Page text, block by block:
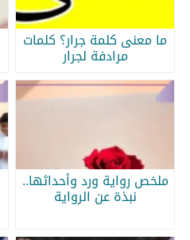
ما معنى كلمة جرار؟ كلمات
مرادفة لجرار
ملخص رواية ورد وأحداثها..
نبذة عن الرواية